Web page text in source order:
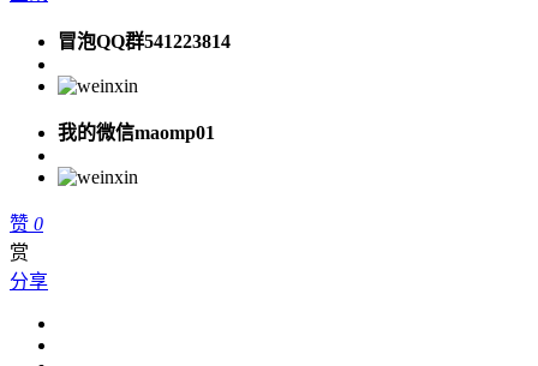
冒泡QQ群541223814
我的微信maomp01
赞 0
赏
分享